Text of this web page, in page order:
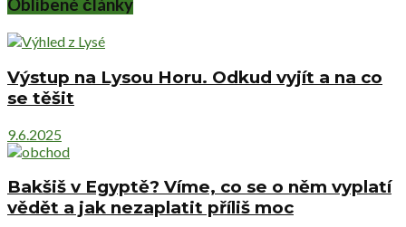
Oblíbené články
Výstup na Lysou Horu. Odkud vyjít a na co
se těšit
9.6.2025
Bakšiš v Egyptě? Víme, co se o něm vyplatí
vědět a jak nezaplatit příliš moc